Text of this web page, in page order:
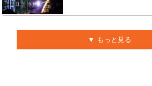
もっと見る